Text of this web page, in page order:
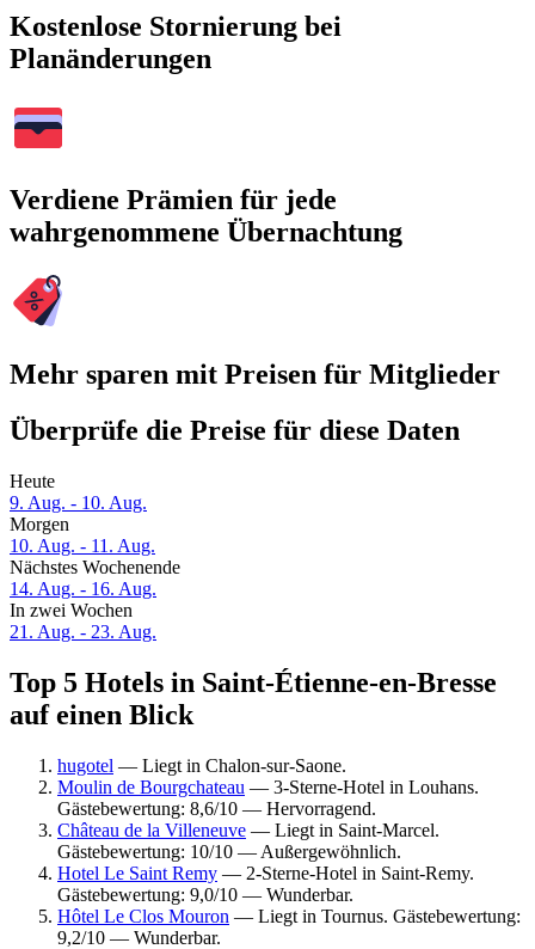
Kostenlose Stornierung bei
Planänderungen
Verdiene Prämien für jede
wahrgenommene Übernachtung
Mehr sparen mit Preisen für Mitglieder
Überprüfe die Preise für diese Daten
Heute
9. Aug. - 10. Aug.
Morgen
10. Aug. - 11. Aug.
Nächstes Wochenende
14. Aug. - 16. Aug.
In zwei Wochen
21. Aug. - 23. Aug.
Top 5 Hotels in Saint-Étienne-en-Bresse
auf einen Blick
hugotel — Liegt in Chalon-sur-Saone.
Moulin de Bourgchateau — 3-Sterne-Hotel in Louhans.
Gästebewertung: 8,6/10 — Hervorragend.
Château de la Villeneuve — Liegt in Saint-Marcel.
Gästebewertung: 10/10 — Außergewöhnlich.
Hotel Le Saint Remy — 2-Sterne-Hotel in Saint-Remy.
Gästebewertung: 9,0/10 — Wunderbar.
Hôtel Le Clos Mouron — Liegt in Tournus. Gästebewertung:
9,2/10 — Wunderbar.